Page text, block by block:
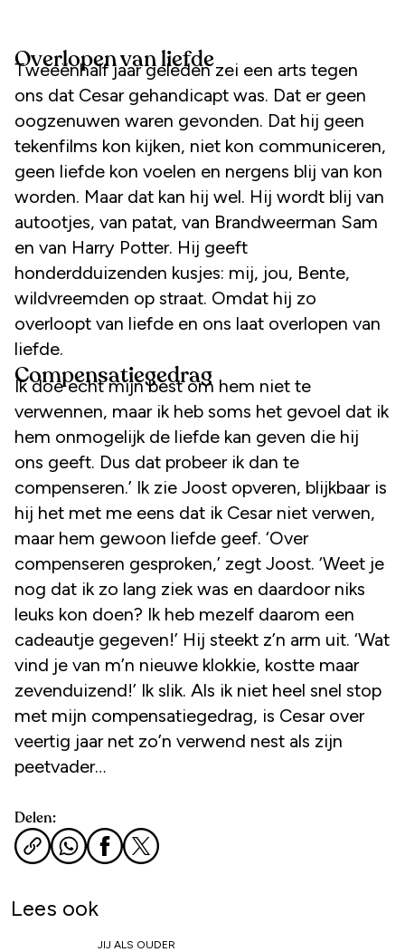
Overlopen van liefde
Tweeënhalf jaar geleden zei een arts tegen
ons dat Cesar gehandicapt was. Dat er geen
oogzenuwen waren gevonden. Dat hij geen
tekenfilms kon kijken, niet kon communiceren,
geen liefde kon voelen en nergens blij van kon
worden. Maar dat kan hij wel. Hij wordt blij van
autootjes, van patat, van Brandweerman Sam
en van Harry Potter. Hij geeft
honderdduizenden kusjes: mij, jou, Bente,
wildvreemden op straat. Omdat hij zo
overloopt van liefde en ons laat overlopen van
liefde.
Compensatiegedrag
Ik doe echt mijn best om hem niet te
verwennen, maar ik heb soms het gevoel dat ik
hem onmogelijk de liefde kan geven die hij
ons geeft. Dus dat probeer ik dan te
compenseren.’ Ik zie Joost opveren, blijkbaar is
hij het met me eens dat ik Cesar niet verwen,
maar hem gewoon liefde geef. ‘Over
compenseren gesproken,’ zegt Joost. ‘Weet je
nog dat ik zo lang ziek was en daardoor niks
leuks kon doen? Ik heb mezelf daarom een
cadeautje gegeven!’ Hij steekt z’n arm uit. ‘Wat
vind je van m’n nieuwe klokkie, kostte maar
zevenduizend!’ Ik slik. Als ik niet heel snel stop
met mijn compensatiegedrag, is Cesar over
veertig jaar net zo’n verwend nest als zijn
peetvader…
Delen:
Lees ook
JIJ ALS OUDER